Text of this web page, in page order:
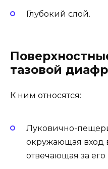
Глубокий слой.
тазовой
К ним относятся:
Луковично-
окружающая вход
отвечающая за его